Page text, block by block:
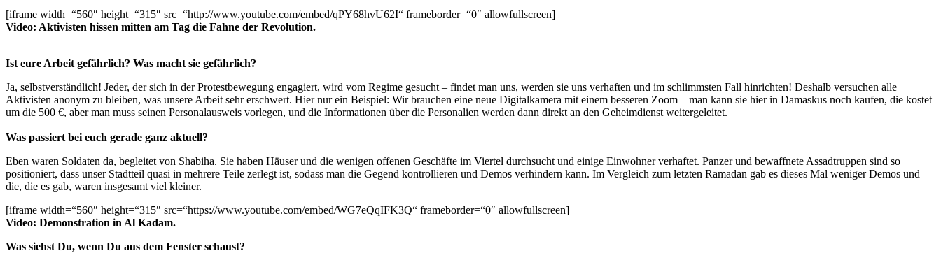
[iframe width=“560″ height=“315″ src=“http://www.youtube.com/embed/qPY68hvU62I“ frameborder=“0″ allowfullscreen]
Video: Aktivisten hissen mitten am Tag die Fahne der Revolution.
Ist eure Arbeit gefährlich? Was macht sie gefährlich?
Ja, selbstverständlich! Jeder, der sich in der Protestbewegung engagiert, wird vom Regime gesucht – findet man uns, werden sie uns verhaften und im schlimmsten Fall hinrichten! Deshalb versuchen alle
Aktivisten anonym zu bleiben, was unsere Arbeit sehr erschwert. Hier nur ein Beispiel: Wir brauchen eine neue Digitalkamera mit einem besseren Zoom – man kann sie hier in Damaskus noch kaufen, die kostet
um die 500 €, aber man muss seinen Personalausweis vorlegen, und die Informationen über die Personalien werden dann direkt an den Geheimdienst weitergeleitet.
Was passiert bei euch gerade ganz aktuell?
Eben waren Soldaten da, begleitet von Shabiha. Sie haben Häuser und die wenigen offenen Geschäfte im Viertel durchsucht und einige Einwohner verhaftet. Panzer und bewaffnete Assadtruppen sind so
positioniert, dass unser Stadtteil quasi in mehrere Teile zerlegt ist, sodass man die Gegend kontrollieren und Demos verhindern kann. Im Vergleich zum letzten Ramadan gab es dieses Mal weniger Demos und
die, die es gab, waren insgesamt viel kleiner.
[iframe width=“560″ height=“315″ src=“https://www.youtube.com/embed/WG7eQqIFK3Q“ frameborder=“0″ allowfullscreen]
Video: Demonstration in Al Kadam.
Was siehst Du, wenn Du aus dem Fenster schaust?